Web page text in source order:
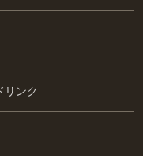
リンク